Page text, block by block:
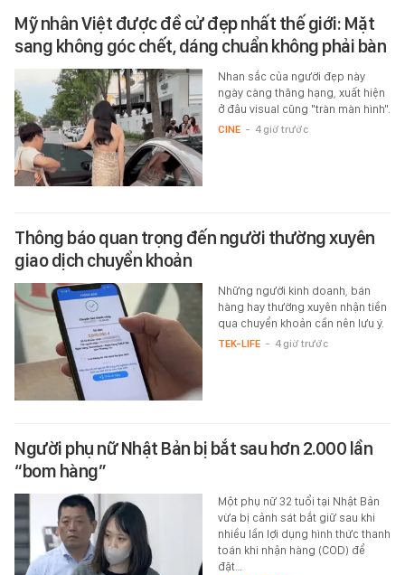
Mỹ nhân Việt được đề cử đẹp nhất thế giới: Mặt
sang không góc chết, dáng chuẩn không phải bàn
Nhan sắc của người đẹp này
ngày càng thăng hạng, xuất hiện
ở đâu visual cũng "tràn màn hình".
CINE - 4 giờ trước
Thông báo quan trọng đến người thường xuyên
giao dịch chuyển khoản
Những người kinh doanh, bán
hàng hay thường xuyên nhận tiền
qua chuyển khoản cần nên lưu ý.
TEK-LIFE - 4 giờ trước
Người phụ nữ Nhật Bản bị bắt sau hơn 2.000 lần
“bom hàng”
Một phụ nữ 32 tuổi tại Nhật Bản
vừa bị cảnh sát bắt giữ sau khi
nhiều lần lợi dụng hình thức thanh
toán khi nhận hàng (COD) để
đặt…